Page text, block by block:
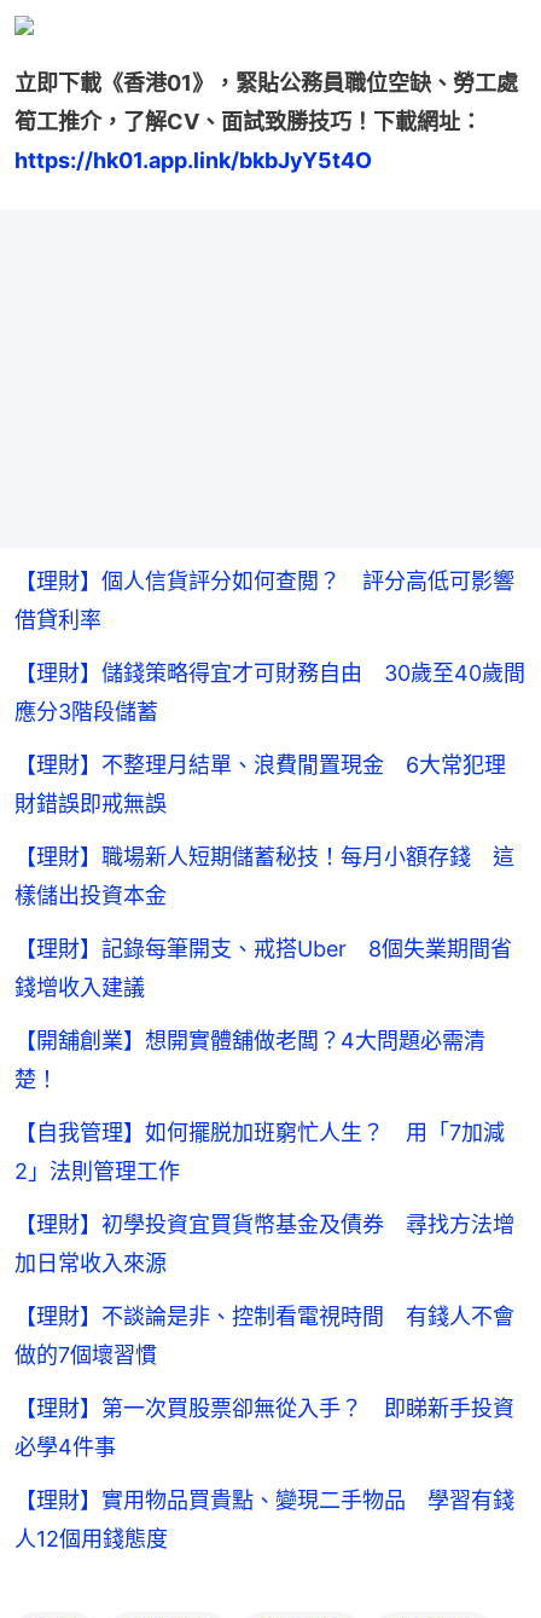
立即下載《香港01》，緊貼公務員職位空缺、勞工處
筍工推介，了解CV、面試致勝技巧！下載網址：
https://hk01.app.link/bkbJyY5t4O
【理財】個人信貨評分如何查閲？ 評分高低可影響
借貸利率
【理財】儲錢策略得宜才可財務自由 30歲至40歲間
應分3階段儲蓄
【理財】不整理月結單、浪費閒置現金 6大常犯理
財錯誤即戒無誤
【理財】職場新人短期儲蓄秘技！每月小額存錢 這
樣儲出投資本金
【理財】記錄每筆開支、戒搭Uber 8個失業期間省
錢增收入建議
【開舖創業】想開實體舖做老闆？4大問題必需清
楚！
【自我管理】如何擺脱加班窮忙人生？ 用「7加減
2」法則管理工作
【理財】初學投資宜買貨幣基金及債券 尋找方法增
加日常收入來源
【理財】不談論是非、控制看電視時間 有錢人不會
做的7個壞習慣
【理財】第一次買股票卻無從入手？ 即睇新手投資
必學4件事
【理財】實用物品買貴點、變現二手物品 學習有錢
人12個用錢態度